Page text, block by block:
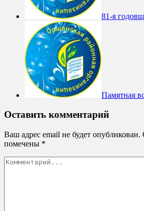
81-я
Памятная
Оставить комментарий
Ваш адрес email не будет опубликован.
помечены *